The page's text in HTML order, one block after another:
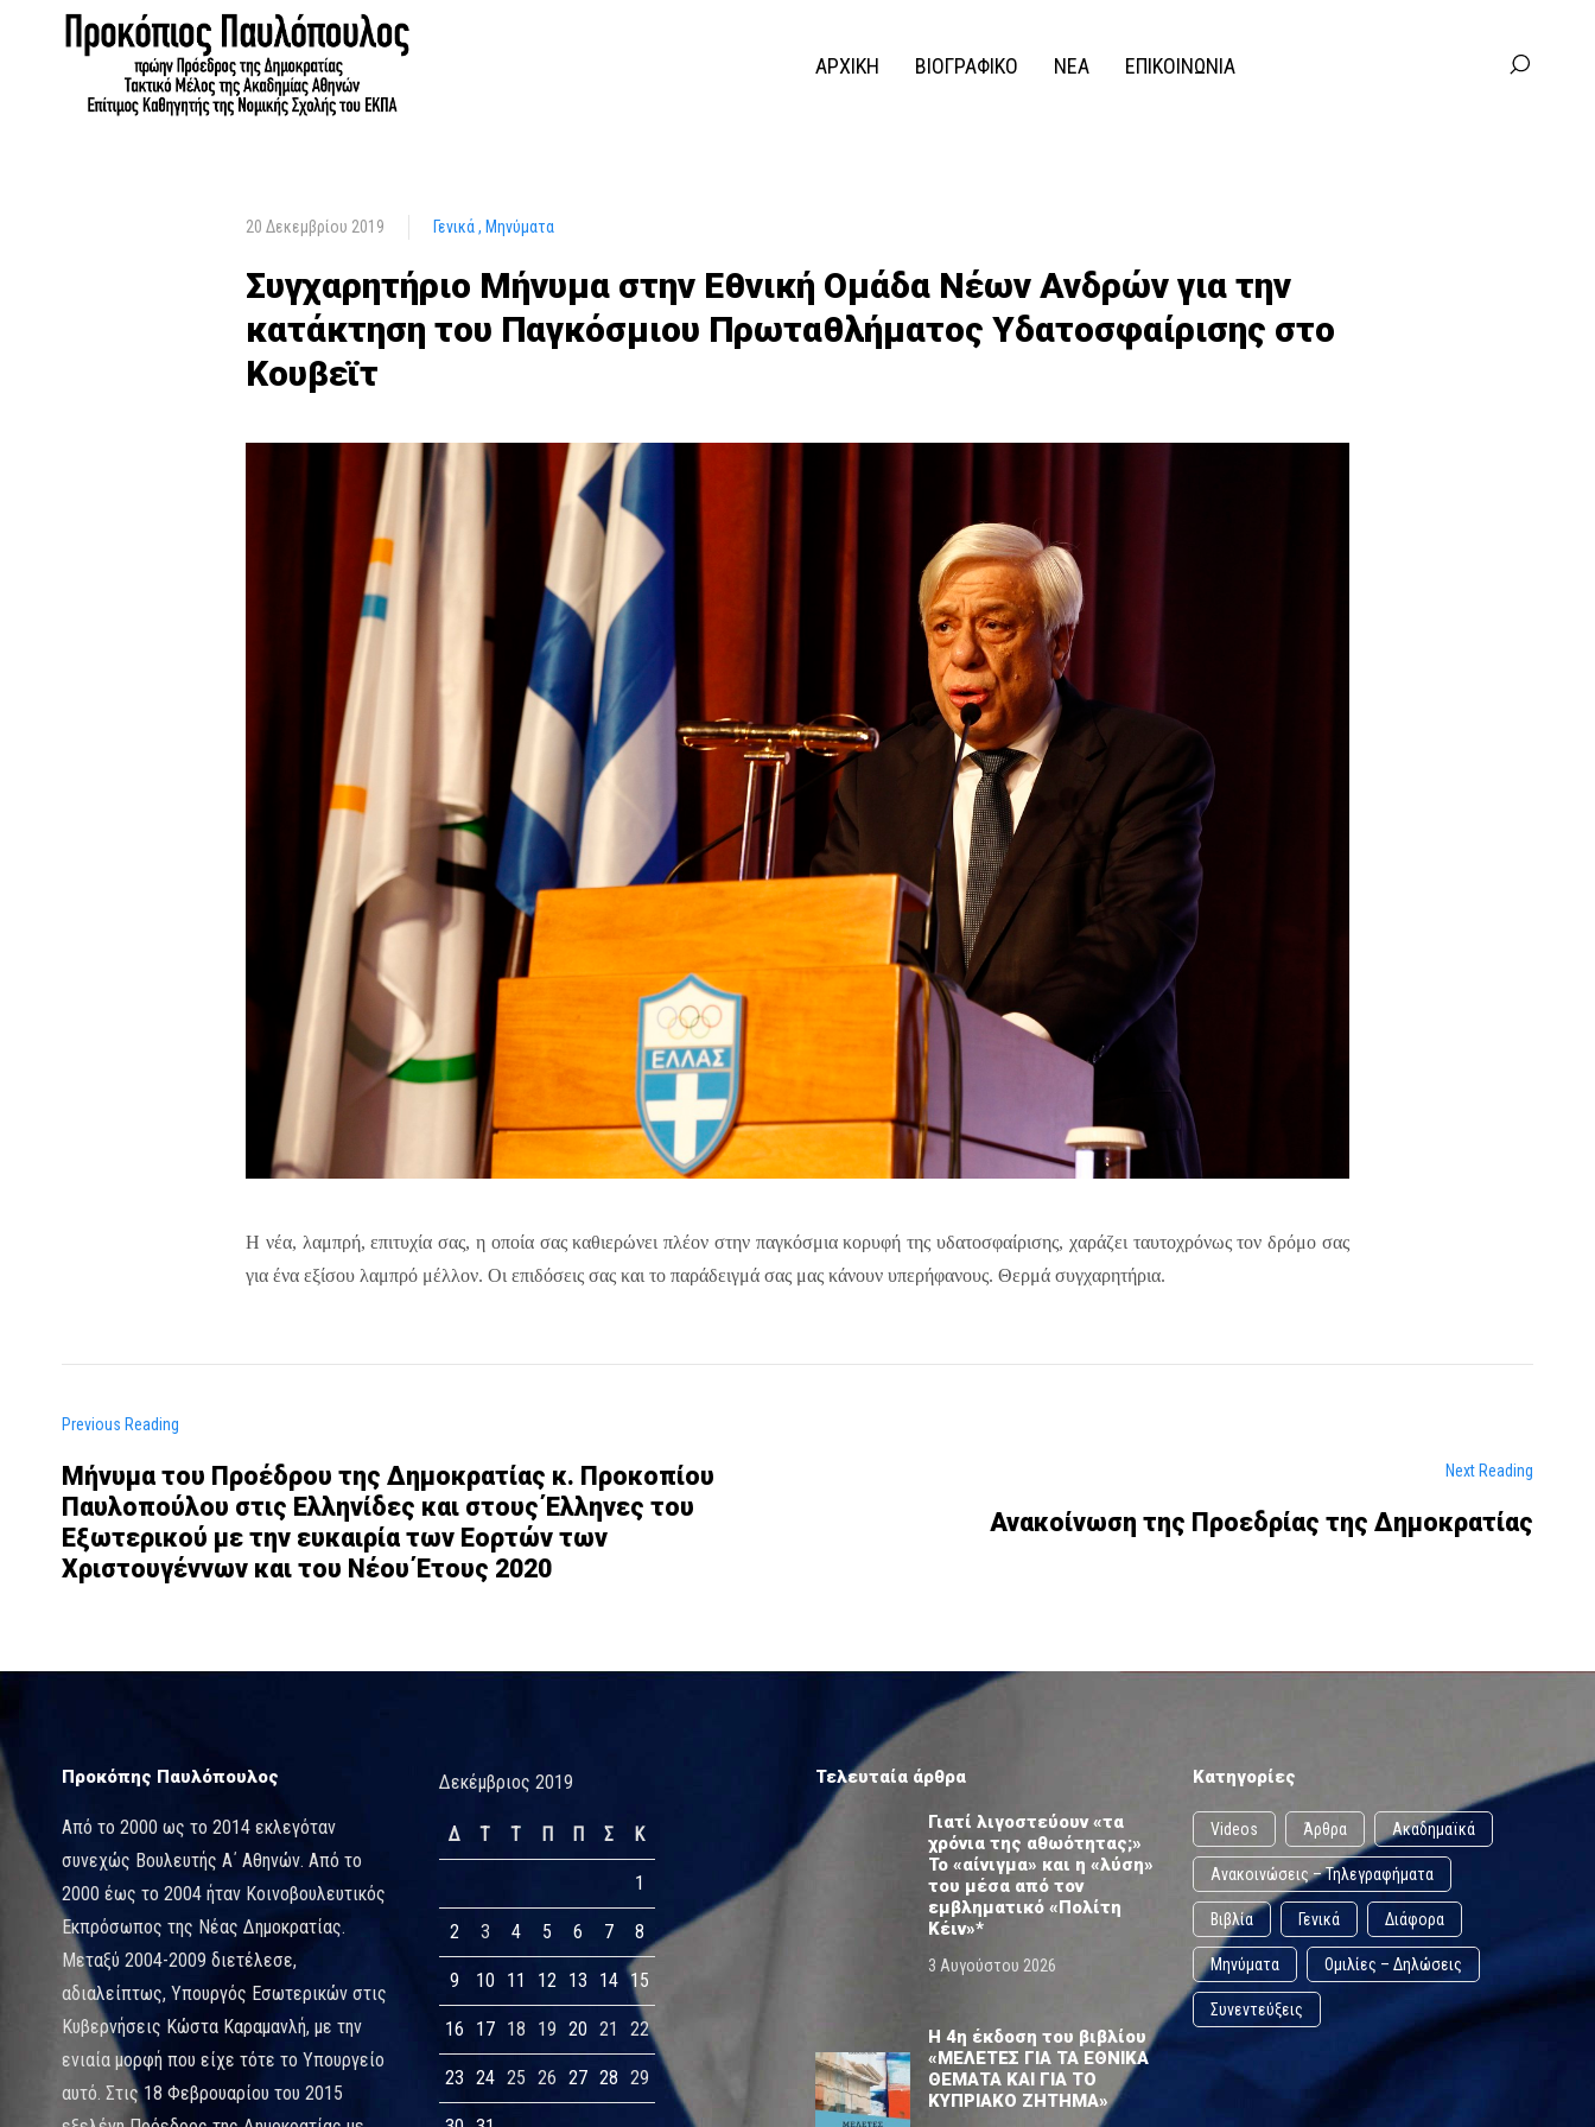
ΑΡΧΙΚΗ ΒΙΟΓΡΑΦΙΚΟ ΝΕΑ ΕΠΙΚΟΙΝΩΝΙΑ
20 Δεκεμβρίου 2019 Γενικά Μηνύματα
Συγχαρητήριο Μήνυμα στην Εθνική Ομάδα Νέων Ανδρών για την
κατάκτηση του Παγκόσμιου Πρωταθλήματος Υδατοσφαίρισης στο
Κουβεϊτ
Η νέα, λαμπρή, επιτυχία σας, η οποία σας καθιερώνει πλέον στην παγκόσμια κορυφή της υδατοσφαίρισης, χαράζει ταυτοχρόνως τον δρόμο σας
για ένα εξίσου λαμπρό μέλλον. Οι επιδόσεις σας και το παράδειγμά σας μας κάνουν υπερήφανους. Θερμά συγχαρητήρια.
Previous Reading
Μήνυμα του Προέδρου της Δημοκρατίας κ. Προκοπίου
Παυλοπούλου στις Ελληνίδες και στους Έλληνες του
Εξωτερικού με την ευκαιρία των Εορτών των
Χριστουγέννων και του Νέου Έτους 2020
Next Reading
Ανακοίνωση της Προεδρίας της Δημοκρατίας
Προκόπης Παυλόπουλος
Από το 2000 ως το 2014 εκλεγόταν
συνεχώς Βουλευτής Α΄ Αθηνών. Από το
2000 έως το 2004 ήταν Κοινοβουλευτικός
Εκπρόσωπος της Νέας Δημοκρατίας.
Μεταξύ 2004-2009 διετέλεσε,
αδιαλείπτως, Υπουργός Εσωτερικών στις
Κυβερνήσεις Κώστα Καραμανλή, με την
ενιαία μορφή που είχε τότε το Υπουργείο
αυτό. Στις 18 Φεβρουαρίου του 2015
Δεκέμβριος 2019
Δ Τ Τ Π Π Σ Κ
1
2 3 4 5 6 7 8
9 10 11 12 13 14 15
16 17 18 19 20 21 22
23 24 25 26 27 28 29
Τελευταία άρθρα
Γιατί λιγοστεύουν «τα
χρόνια της αθωότητας;»
Το «αίνιγμα» και η «λύση»
του μέσα από τον
εμβληματικό «Πολίτη
Κέιν»*
3 Αυγούστου 2026
Η 4η έκδοση του βιβλίου
«ΜΕΛΕΤΕΣ ΓΙΑ ΤΑ ΕΘΝΙΚΑ
ΘΕΜΑΤΑ ΚΑΙ ΓΙΑ ΤΟ
ΚΥΠΡΙΑΚΟ ΖΗΤΗΜΑ»
Κατηγορίες
Videos Άρθρα Ακαδημαϊκά
Ανακοινώσεις – Τηλεγραφήματα
Βιβλία Γενικά Διάφορα
Μηνύματα Ομιλίες – Δηλώσεις
Συνεντεύξεις